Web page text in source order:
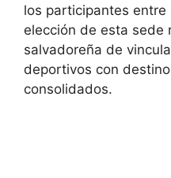
los participantes
elección de esta sede
salvadoreña de
deportivos con
consolidados.